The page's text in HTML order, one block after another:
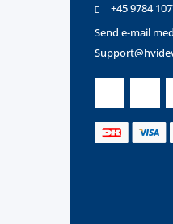
+45 9784
Send e-mail